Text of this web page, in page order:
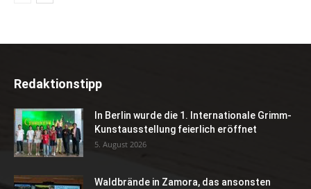
Redaktionstipp
In Berlin wurde die 1. Internationale Grimm-
Kunstausstellung feierlich eröffnet
5. August 2026
Waldbrände in Zamora, das ansonsten